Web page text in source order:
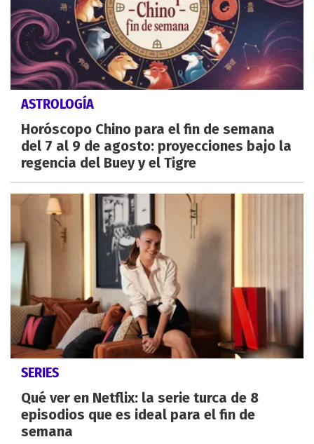
ASTROLOGÍA
Horóscopo Chino para el fin de semana
del 7 al 9 de agosto: proyecciones bajo la
regencia del Buey y el Tigre
SERIES
Qué ver en Netflix: la serie turca de 8
episodios que es ideal para el fin de
semana